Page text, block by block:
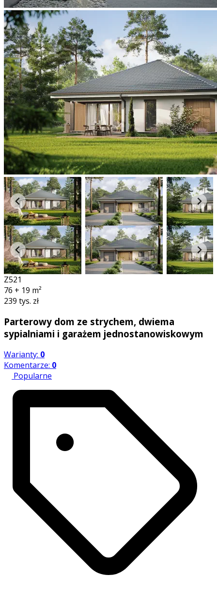
Z521
76 + 19 m²
239 tys. zł
Parterowy dom ze strychem, dwiema
sypialniami i garażem jednostanowiskowym
Warianty: 0
Komentarze: 0
Popularne